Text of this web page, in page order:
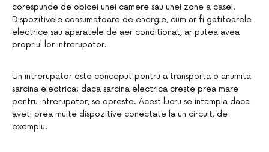
corespunde de obicei unei camere sau unei zone a casei.
Dispozitivele consumatoare de energie, cum ar fi gatitoarele
electrice sau aparatele de aer conditionat, ar putea avea
propriul lor intrerupator.
Un intrerupator este conceput pentru a transporta o anumita
sarcina electrica; daca sarcina electrica creste prea mare
pentru intrerupator, se opreste. Acest lucru se intampla daca
aveti prea multe dispozitive conectate la un circuit, de
exemplu.